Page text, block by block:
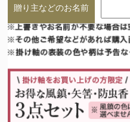
贈り主などのお名前